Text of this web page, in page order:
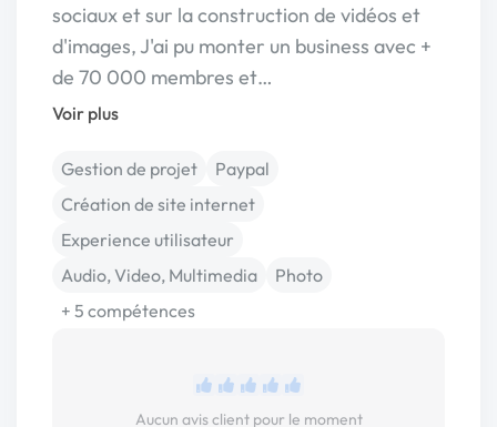
sociaux et sur la construction de vidéos et
d'images, J'ai pu monter un business avec +
de 70 000 membres et…
Voir plus
Gestion de projet
Paypal
Création de site internet
Experience utilisateur
Audio, Video, Multimedia
Photo
+ 5 compétences
Aucun avis client pour le moment